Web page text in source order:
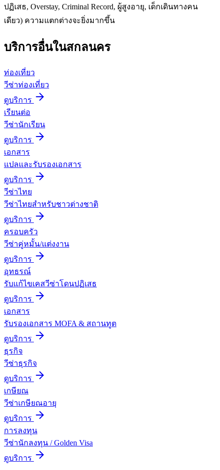
ปฏิเสธ, Overstay, Criminal Record, ผู้สูงอายุ, เด็กเดินทางคน
เดียว) ความแตกต่างจะยิ่งมากขึ้น
บริการอื่นในสกลนคร
ท่องเที่ยว
วีซ่าท่องเที่ยว
ดูบริการ
เรียนต่อ
วีซ่านักเรียน
ดูบริการ
เอกสาร
แปลและรับรองเอกสาร
ดูบริการ
วีซ่าไทย
วีซ่าไทยสำหรับชาวต่างชาติ
ดูบริการ
ครอบครัว
วีซ่าคู่หมั้น/แต่งงาน
ดูบริการ
อุทธรณ์
รับแก้ไขเคสวีซ่าโดนปฏิเสธ
ดูบริการ
เอกสาร
รับรองเอกสาร MOFA & สถานทูต
ดูบริการ
ธุรกิจ
วีซ่าธุรกิจ
ดูบริการ
เกษียณ
วีซ่าเกษียณอายุ
ดูบริการ
การลงทุน
วีซ่านักลงทุน / Golden Visa
ดูบริการ